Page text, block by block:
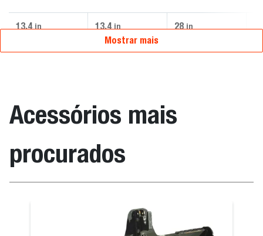
13.4 in 13.4 in 28 in
Mostrar mais
Acessórios mais
procurados